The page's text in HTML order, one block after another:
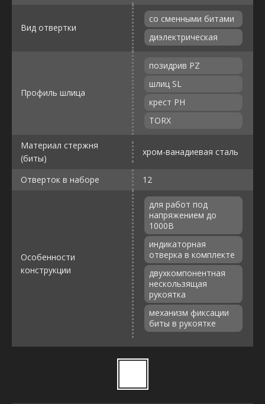
Вид отвертки
со сменными битами
диэлектрическая
Профиль шлица
позидрив PZ
шлиц SL
крест PH
TORX
Материал стержня
(биты)
хром-ванадиевая сталь
Отверток в наборе 12
Особенности
конструкции
для работ под
напряжением до
1000В
индикаторная
отверка в комплекте
двухкомпонентная
нескользящая
рукоятка
механизм фиксации
биты в рукоятке